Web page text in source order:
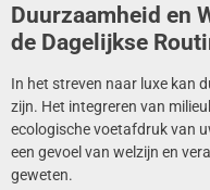
Duurzaamheid en
de Dagelijkse
In het streven naar luxe kan
zijn. Het integreren van
ecologische voetafdruk van
een gevoel van welzijn en
geweten.